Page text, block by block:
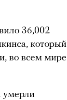
36,002
который
во всем мире
умерли